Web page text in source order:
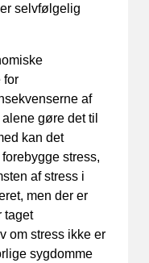
selvfølgelig
for
af
gøre det til
kan det
stress,
af stress i
men der er
taget
om stress ikke er
sygdomme